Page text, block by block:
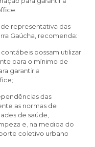
representativa das
Gaúcha, recomenda:
possam utilizar
para o mínimo de
garantir a
das
as normas de
de saúde,
e, na medida do
coletivo urbano